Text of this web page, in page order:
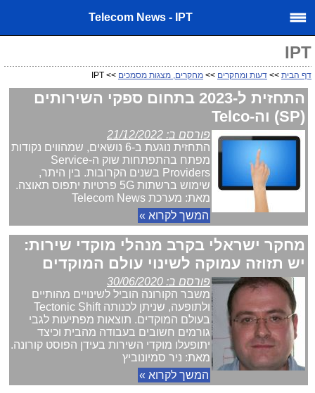
Telecom News - IPT
IPT
דף הבית >> דעות ומחקרים >> מחקרים, מצגות מסמכים >> IPT
התחזית ל-2023 בתחום ספקי השירותים
(SP) וה-Telco
פורסם ב: 21/12/2022
התחזית נוגעת ב-6 נושאים, שמהווים נקודות
מפתח בהתפתחות שוק ה-Service
Providers בשנים הקרובות. בין היתר,
שימוש ברשתות 5G פרטיות יתפוס תאוצה.
מאת: מערכת Telecom News
המשך לקרוא »
מחקר ישראלי בקרב מנהלי מוקדי שירות:
יש תזוזה עמוקה לשינוי עולם המוקדים
פורסם ב: 30/06/2020
משבר הקורונה הוביל לשינויים מהותיים
ולתופעה, שניתן לכנותה Tectonic Shift
בעולם המוקדים. תוצאות מפתיעות לגבי
גורמים חשובים בעבודה מהבית וכיצד
יתופעלו מוקדי השירות בעידן הפוסט קורונה.
מאת: ניר סמיונוביץ
המשך לקרוא »